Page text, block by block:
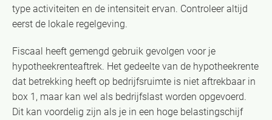
type activiteiten en de intensiteit ervan. Controleer altijd
eerst de lokale regelgeving.
Fiscaal heeft gemengd gebruik gevolgen voor je
hypotheekrenteaftrek. Het gedeelte van de hypotheekrente
dat betrekking heeft op bedrijfsruimte is niet aftrekbaar in
box 1, maar kan wel als bedrijfslast worden opgevoerd.
Dit kan voordelig zijn als je in een hoge belastingschijf